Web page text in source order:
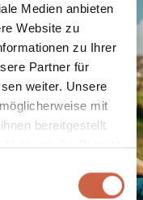
Medien anbieten
Website zu
zu Ihrer
Partner für
weiter. Unsere
mit
bereitgestellt
Nutzung der Dienste